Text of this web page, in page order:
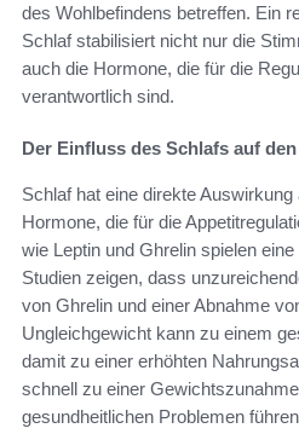
des Wohlbefindens betreffen. Ein
Schlaf stabilisiert nicht nur die
auch die Hormone, die für die
verantwortlich sind.
Der Einfluss des Schlafs auf
Schlaf hat eine direkte
Hormone, die für die
wie Leptin und Ghrelin spielen
Studien zeigen, dass
von Ghrelin und einer Abnahme
Ungleichgewicht kann zu einem
damit zu einer erhöhten
schnell zu einer
gesundheitlichen Problemen